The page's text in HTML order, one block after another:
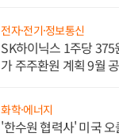
전자·전기·정보통신
SK하이닉스 1주당 375
가 주주환원 계획 9월
화학·에너지
'한수원 협력사' 미국